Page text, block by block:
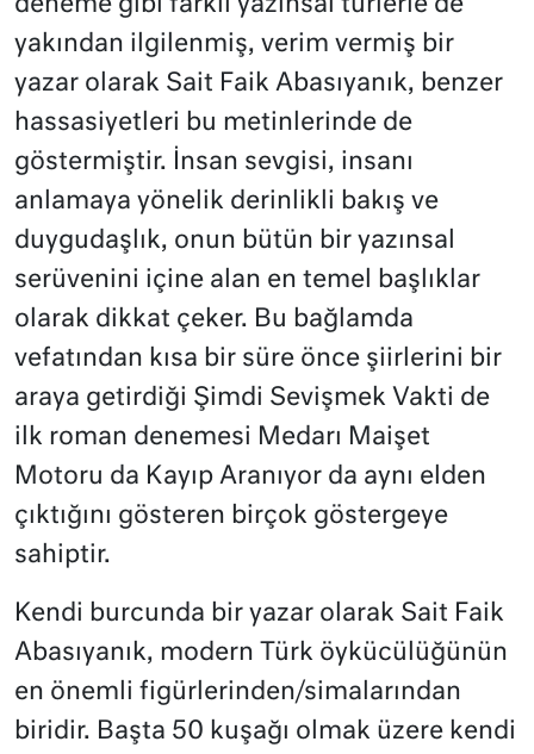
deneme gibi farklı yazınsal türlerle de
yakından ilgilenmiş, verim vermiş bir
yazar olarak Sait Faik Abasıyanık, benzer
hassasiyetleri bu metinlerinde de
göstermiştir. İnsan sevgisi, insanı
anlamaya yönelik derinlikli bakış ve
duygudaşlık, onun bütün bir yazınsal
serüvenini içine alan en temel başlıklar
olarak dikkat çeker. Bu bağlamda
vefatından kısa bir süre önce şiirlerini bir
araya getirdiği Şimdi Sevişmek Vakti de
ilk roman denemesi Medarı Maişet
Motoru da Kayıp Aranıyor da aynı elden
çıktığını gösteren birçok göstergeye
sahiptir.
Kendi burcunda bir yazar olarak Sait Faik
Abasıyanık, modern Türk öykücülüğünün
en önemli figürlerinden/simalarından
biridir. Başta 50 kuşağı olmak üzere kendi